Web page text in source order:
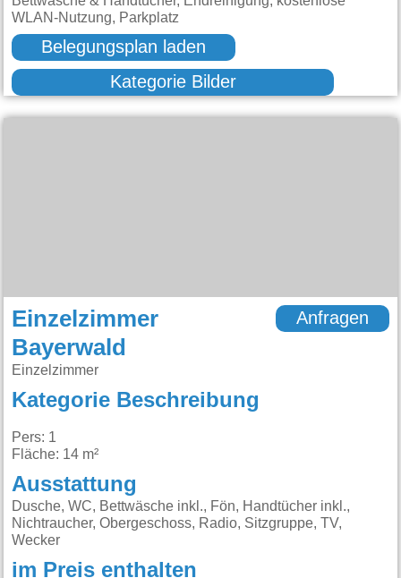
WLAN-Nutzung, Parkplatz
Belegungsplan laden
Kategorie Bilder
Einzelzimmer
Bayerwald
Einzelzimmer
Anfragen
Kategorie Beschreibung
Pers: 1
Fläche: 14 m²
Ausstattung
Dusche, WC, Bettwäsche inkl., Fön, Handtücher inkl.,
Nichtraucher, Obergeschoss, Radio, Sitzgruppe, TV,
Wecker
im Preis enthalten